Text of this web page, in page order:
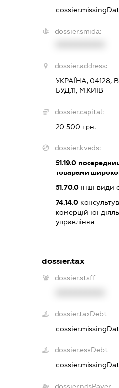
dossier.smida:
dossier.address:
УКРАЇНА, 04128,
БУД.11, М.КИЇВ
dossier.capital:
20 500 грн.
dossier.kveds:
51.19.0
товарами
51.70.0 інші види
74.14.0
комерційної
управління
dossier.tax
dossier.staff
dossier.taxDebt
dossier.esvDebt
dossier.ndsPayer